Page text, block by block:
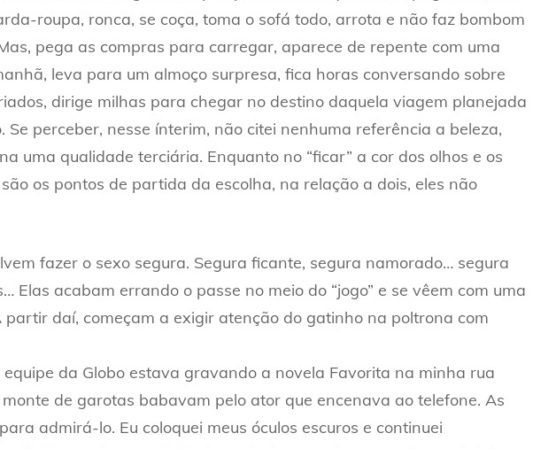
roupa, ronca, se coça, toma o sofá todo, arrota e não faz bombom
pega as compras para carregar, aparece de repente com uma
leva para um almoço surpresa, fica horas conversando sobre
dirige milhas para chegar no destino daquela viagem planejada
Se perceber, nesse ínterim, não citei nenhuma referência a beleza,
uma qualidade terciária. Enquanto no “ficar” a cor dos olhos e os
os pontos de partida da escolha, na relação a dois, eles não
fazer o sexo segura. Segura ficante, segura namorado… segura
Elas acabam errando o passe no meio do “jogo” e se vêem com uma
partir daí, começam a exigir atenção do gatinho na poltrona com
da Globo estava gravando a novela Favorita na minha rua
de garotas babavam pelo ator que encenava ao telefone. As
admirá-lo. Eu coloquei meus óculos escuros e continuei